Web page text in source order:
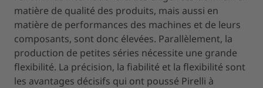
matière de qualité des produits, mais aussi en
matière de performances des machines et de leurs
composants, sont donc élevées. Parallèlement, la
production de petites séries nécessite une grande
flexibilité. La précision, la fiabilité et la flexibilité sont
les avantages décisifs qui ont poussé Pirelli à